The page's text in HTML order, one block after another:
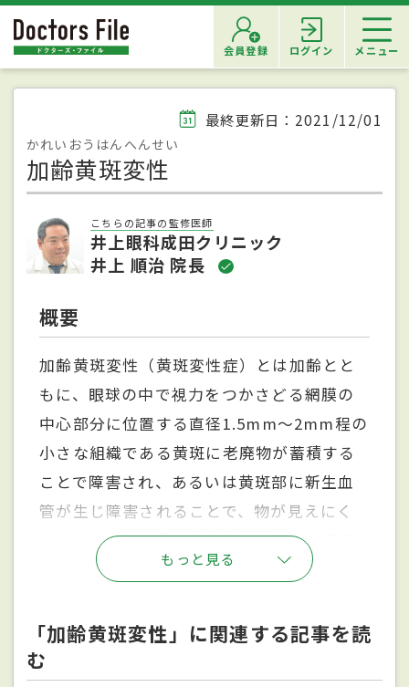
会員登録 ログイン メニュー
最終更新日：2021/12/01
かれいおうはんへんせい
加齢黄斑変性
こちらの記事の監修医師
井上眼科成田クリニック
井上 順治 院長
概要
加齢黄斑変性（黄斑変性症）とは加齢とと
もに、眼球の中で視力をつかさどる網膜の
中心部分に位置する直径1.5mm～2mm程の
小さな組織である黄斑に老廃物が蓄積する
ことで障害され、あるいは黄斑部に新生血
管が生じ障害されることで、物が見えにく
くなる病気である。黄斑変性症は他の原因
でも生じるが、加齢黄斑変性は一般的には
萎縮型と滲出型の2種類に分けられ、萎縮型
は加齢によって網膜の組織が萎縮することで
もっと見る
「加齢黄斑変性」に関連する記事を読
む